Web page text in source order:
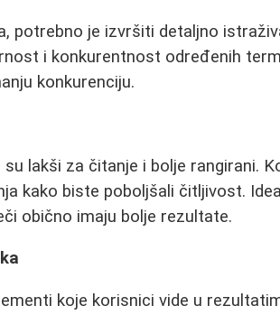
potrebno je izvršiti detaljno
i konkurentnost određenih
konkurenciju.
lakši za čitanje i bolje rangirani.
kako biste poboljšali čitljivost.
obično imaju bolje rezultate.
koje korisnici vide u